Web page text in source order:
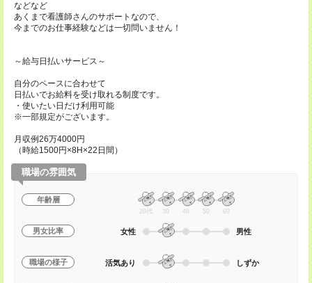
などなど
あくまで看護師さんのサポートなので、
今までのお仕事経験などは一切問いません！
～給与日払いサービス～
自分のペースに合わせて
日払いでお給料を受け取れる制度です。
・使いたい日だけ利用可能
※一部規定がございます。
月収例26万4000円
（時給1500円×8H×22日間）
職場の雰囲気
年齢層
20代 30 40 50 60
男女比率 女性 男性
職場の様子 活気あり しずか